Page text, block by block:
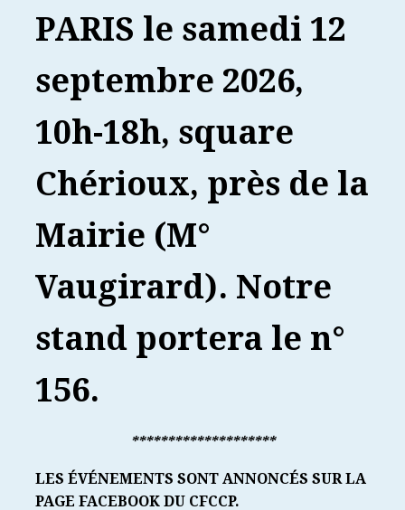
PARIS le samedi 12
septembre 2026,
10h-18h, square
Chérioux, près de la
Mairie (M°
Vaugirard). Notre
stand portera le n°
156.
********************
LES ÉVÉNEMENTS SONT ANNONCÉS SUR LA
PAGE FACEBOOK DU CFCCP.